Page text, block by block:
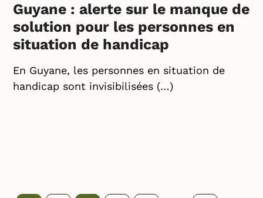
Guyane : alerte sur le manque de
solution pour les personnes en
situation de handicap
En Guyane, les personnes en situation de
handicap sont invisibilisées (…)